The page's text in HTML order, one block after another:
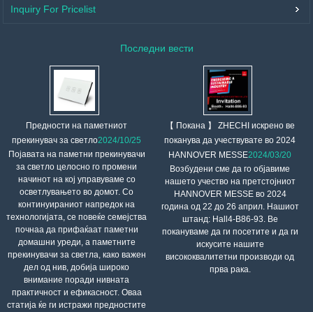
Inquiry For Pricelist
Последни вести
Предности на паметниот
прекинувач за светло2024/10/25
Појавата на паметни прекинувачи
за светло целосно го промени
начинот на кој управуваме со
осветлувањето во домот. Со
континуираниот напредок на
технологијата, се повеќе семејства
почнаа да прифаќаат паметни
домашни уреди, а паметните
прекинувачи за светла, како важен
дел од нив, добија широко
внимание поради нивната
практичност и ефикасност. Оваа
статија ќе ги истражи предностите
【 Покана 】 ZHECHI искрено ве
поканува да учествувате во 2024
HANNOVER MESSE2024/03/20
Возбудени сме да го објавиме
нашето учество на претстојниот
HANNOVER MESSE во 2024
година од 22 до 26 април. Нашиот
штанд: Hall4-B86-93. Ве
покануваме да ги посетите и да ги
искусите нашите
висококвалитетни производи од
прва рака.